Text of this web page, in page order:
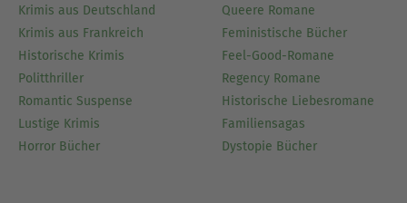
Krimis aus Deutschland
Krimis aus Frankreich
Historische Krimis
Politthriller
Romantic Suspense
Lustige Krimis
Horror Bücher
Queere Romane
Feministische Bücher
Feel-Good-Romane
Regency Romane
Historische Liebesromane
Familiensagas
Dystopie Bücher